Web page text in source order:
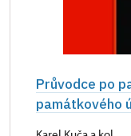
Průvodce po
památkového